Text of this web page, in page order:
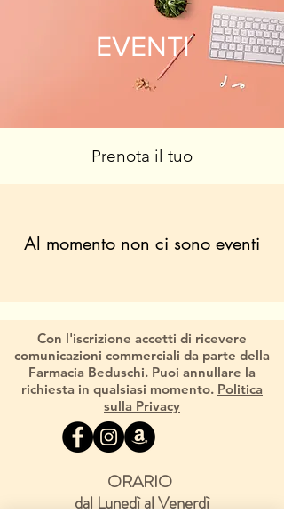
EVENTI
Prenota il tuo
Al momento non ci sono eventi
Con l'iscrizione accetti di ricevere
comunicazioni commerciali da parte della
Farmacia Beduschi. Puoi annullare la
richiesta in qualsiasi momento. Politica
sulla Privacy
ORARIO
dal Lunedì al Venerdì